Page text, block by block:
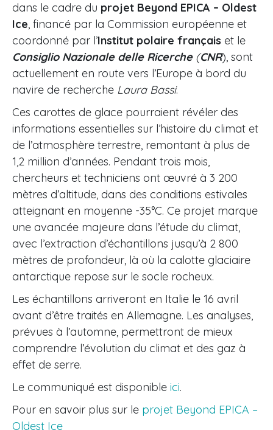
dans le cadre du projet Beyond EPICA – Oldest
Ice, financé par la Commission européenne et
coordonné par l’Institut polaire français et le
Consiglio Nazionale delle Ricerche(CNR), sont
actuellement en route vers l’Europe à bord du
navire de recherche Laura Bassi.
Ces carottes de glace pourraient révéler des
informations essentielles sur l’histoire du climat et
de l’atmosphère terrestre, remontant à plus de
1,2 million d’années. Pendant trois mois,
chercheurs et techniciens ont œuvré à 3 200
mètres d’altitude, dans des conditions estivales
atteignant en moyenne -35°C. Ce projet marque
une avancée majeure dans l’étude du climat,
avec l’extraction d’échantillons jusqu’à 2 800
mètres de profondeur, là où la calotte glaciaire
antarctique repose sur le socle rocheux.
Les échantillons arriveront en Italie le 16 avril
avant d’être traités en Allemagne. Les analyses,
prévues à l’automne, permettront de mieux
comprendre l’évolution du climat et des gaz à
effet de serre.
Le communiqué est disponible ici.
Pour en savoir plus sur le projet Beyond EPICA –
Oldest Ice